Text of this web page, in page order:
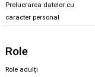
Prelucrarea datelor cu
caracter personal
Role
Role adulți